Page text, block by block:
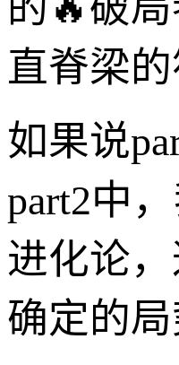
直脊梁
如果说
part2中
进化论
确定的